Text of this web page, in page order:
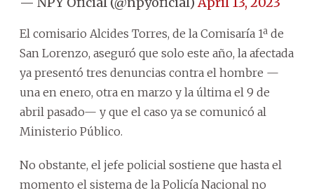
El comisario Alcides Torres, de la Comisaría 1ª de
San Lorenzo, aseguró que solo este año, la afectada
ya presentó tres denuncias contra el hombre —
una en enero, otra en marzo y la última el 9 de
abril pasado— y que el caso ya se comunicó al
Ministerio Público.
No obstante, el jefe policial sostiene que hasta el
momento el sistema de la Policía Nacional no